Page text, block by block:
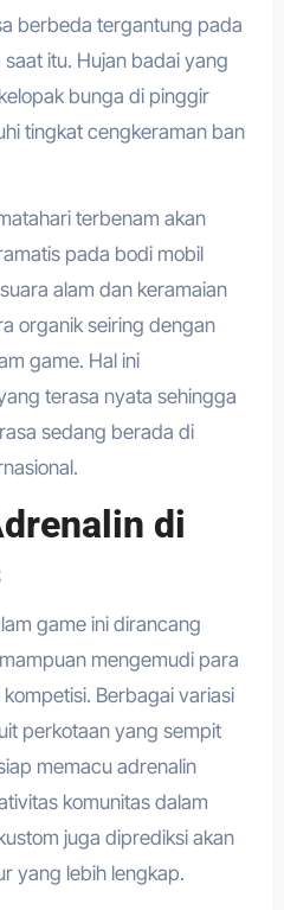
berbeda tergantung pada
itu. Hujan badai yang
bunga di pinggir
tingkat cengkeraman ban
terbenam akan
pada bodi mobil
alam dan keramaian
organik seiring dengan
game. Hal ini
terasa nyata sehingga
sedang berada di
di
game ini dirancang
mengemudi para
Berbagai variasi
perkotaan yang sempit
memacu adrenalin
komunitas dalam
juga diprediksi akan
yang lebih lengkap.